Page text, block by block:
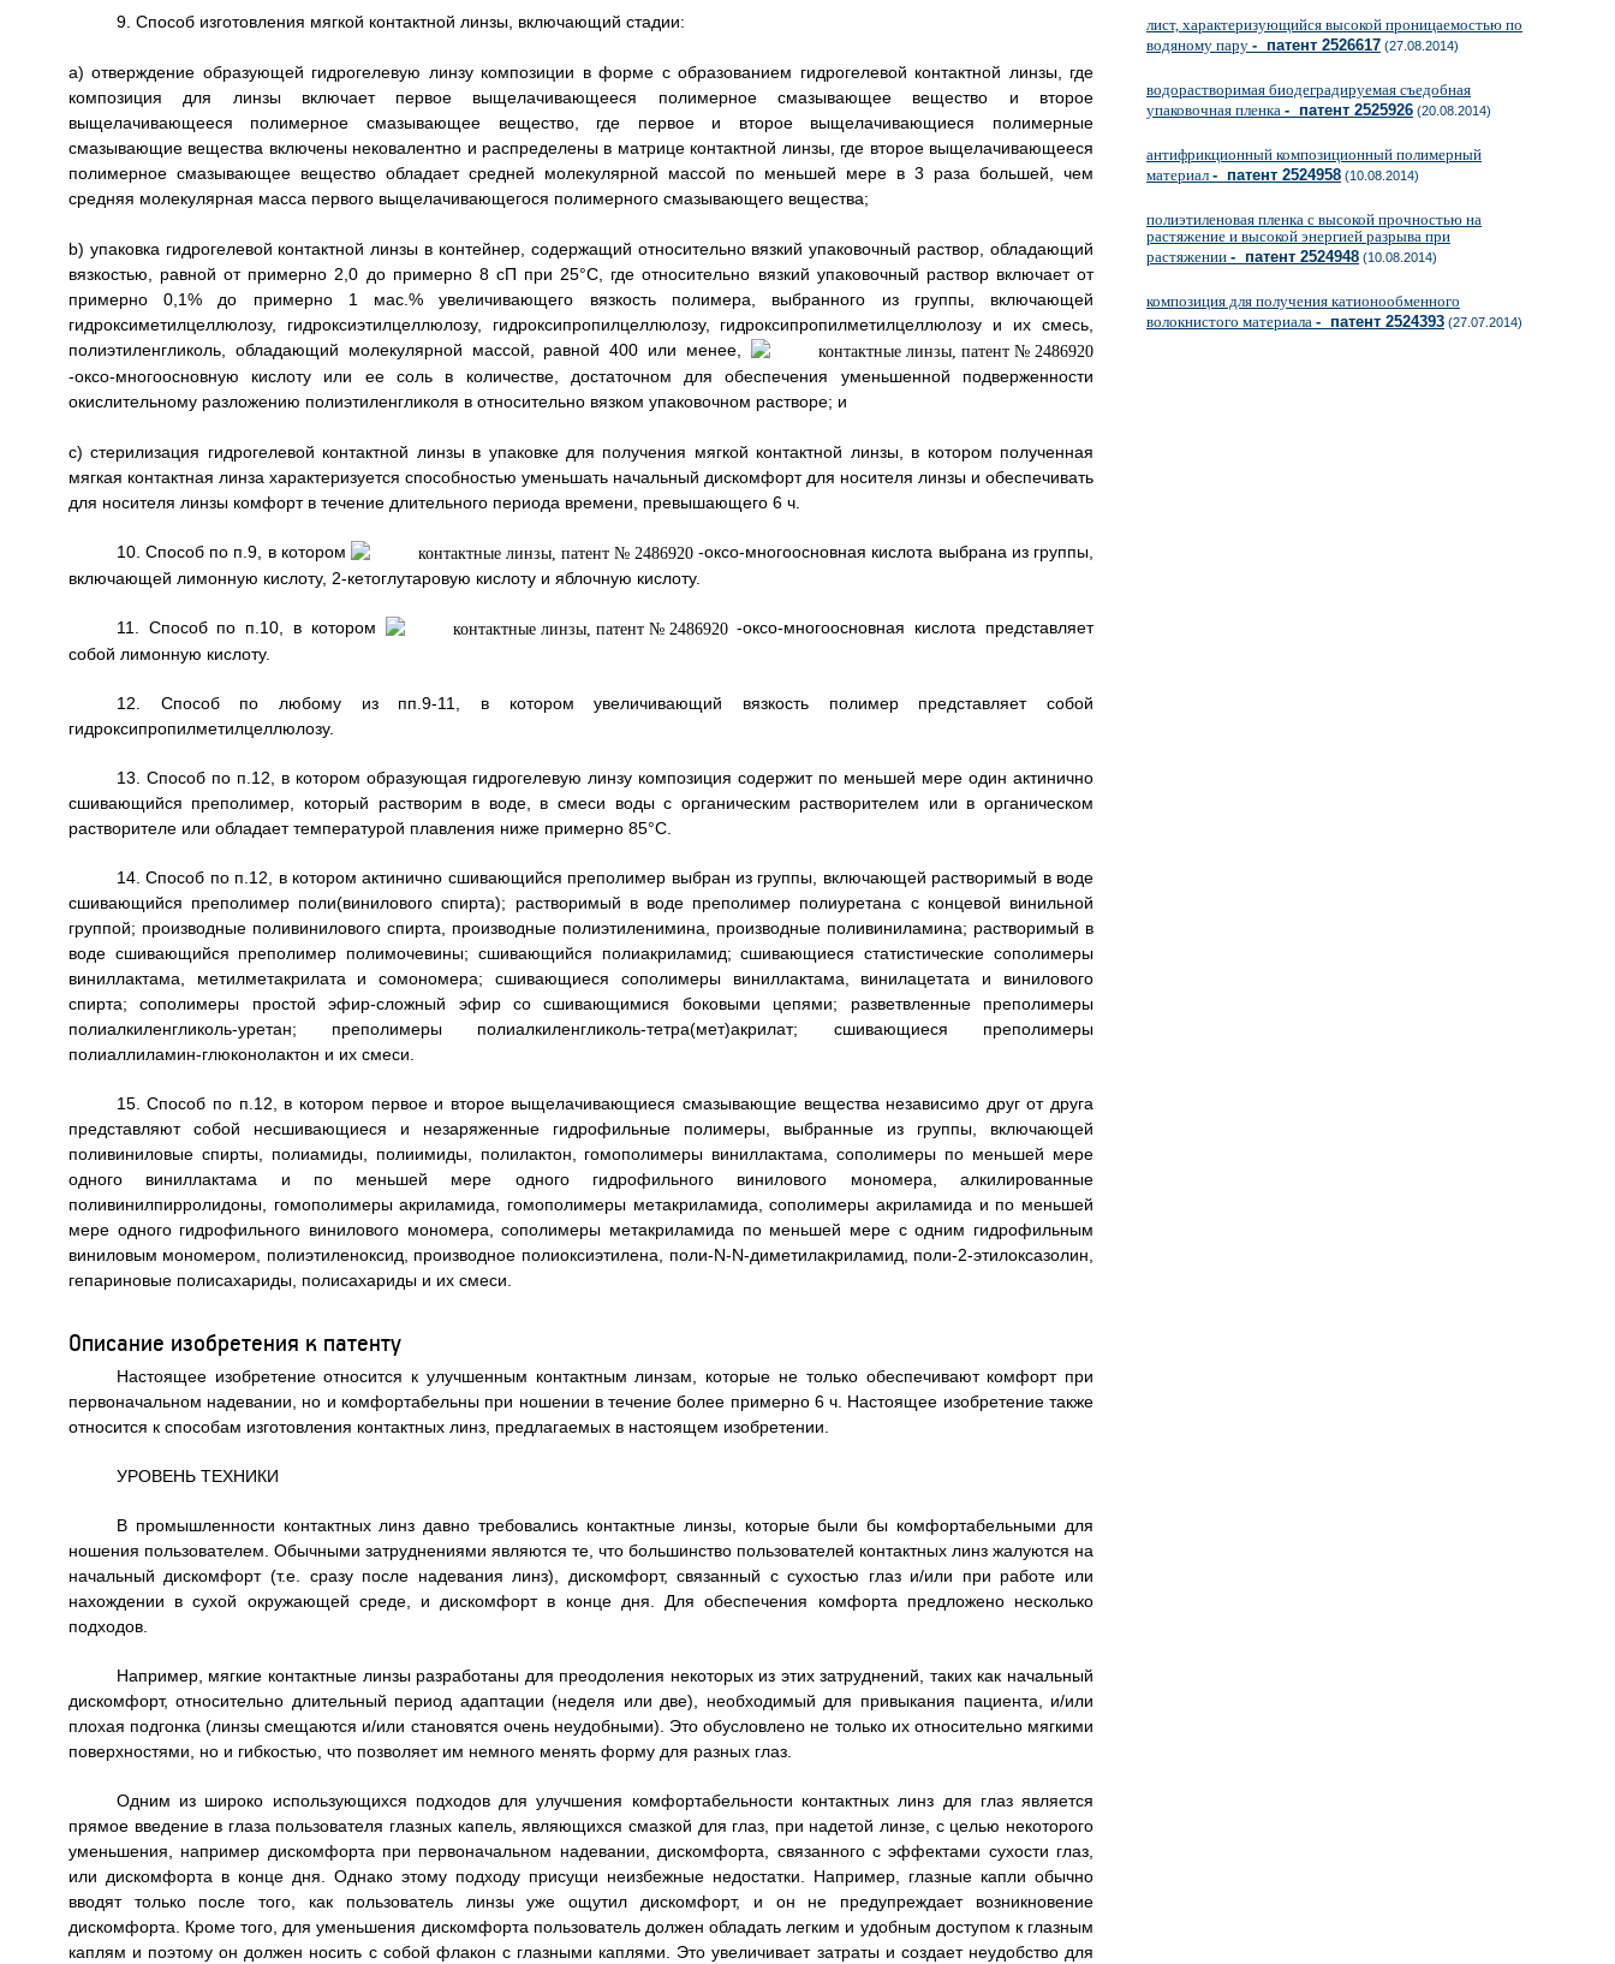
9. Способ изготовления мягкой контактной линзы, включающий стадии:
а) отверждение образующей гидрогелевую линзу композиции в форме с образованием гидрогелевой контактной линзы, где
композиция для линзы включает первое выщелачивающееся полимерное смазывающее вещество и второе
выщелачивающееся полимерное смазывающее вещество, где первое и второе выщелачивающиеся полимерные
смазывающие вещества включены нековалентно и распределены в матрице контактной линзы, где второе выщелачивающееся
полимерное смазывающее вещество обладает средней молекулярной массой по меньшей мере в 3 раза большей, чем
средняя молекулярная масса первого выщелачивающегося полимерного смазывающего вещества;
b) упаковка гидрогелевой контактной линзы в контейнер, содержащий относительно вязкий упаковочный раствор, обладающий
вязкостью, равной от примерно 2,0 до примерно 8 сП при 25°С, где относительно вязкий упаковочный раствор включает от
примерно 0,1% до примерно 1 мас.% увеличивающего вязкость полимера, выбранного из группы, включающей
гидроксиметилцеллюлозу, гидроксиэтилцеллюлозу, гидроксипропилцеллюлозу, гидроксипропилметилцеллюлозу и их смесь,
полиэтиленгликоль, обладающий молекулярной массой, равной 400 или менее,
-оксо-многоосновную кислоту или ее соль в количестве, достаточном для обеспечения уменьшенной подверженности
окислительному разложению полиэтиленгликоля в относительно вязком упаковочном растворе; и
c) стерилизация гидрогелевой контактной линзы в упаковке для получения мягкой контактной линзы, в котором полученная
мягкая контактная линза характеризуется способностью уменьшать начальный дискомфорт для носителя линзы и обеспечивать
для носителя линзы комфорт в течение длительного периода времени, превышающего 6 ч.
10. Способ по п.9, в котором
-оксо-многоосновная кислота выбрана из группы,
включающей лимонную кислоту, 2-кетоглутаровую кислоту и яблочную кислоту.
11. Способ по п.10, в котором
-оксо-многоосновная кислота представляет
собой лимонную кислоту.
12. Способ по любому из пп.9-11, в котором увеличивающий вязкость полимер представляет собой
гидроксипропилметилцеллюлозу.
13. Способ по п.12, в котором образующая гидрогелевую линзу композиция содержит по меньшей мере один актинично
сшивающийся преполимер, который растворим в воде, в смеси воды с органическим растворителем или в органическом
растворителе или обладает температурой плавления ниже примерно 85°С.
14. Способ по п.12, в котором актинично сшивающийся преполимер выбран из группы, включающей растворимый в воде
сшивающийся преполимер поли(винилового спирта); растворимый в воде преполимер полиуретана с концевой винильной
группой; производные поливинилового спирта, производные полиэтиленимина, производные поливиниламина; растворимый в
воде сшивающийся преполимер полимочевины; сшивающийся полиакриламид; сшивающиеся статистические сополимеры
виниллактама, метилметакрилата и сомономера; сшивающиеся сополимеры виниллактама, винилацетата и винилового
спирта; сополимеры простой эфир-сложный эфир со сшивающимися боковыми цепями; разветвленные преполимеры
полиалкиленгликоль-уретан; преполимеры полиалкиленгликоль-тетра(мет)акрилат; сшивающиеся преполимеры
полиаллиламин-глюконолактон и их смеси.
15. Способ по п.12, в котором первое и второе выщелачивающиеся смазывающие вещества независимо друг от друга
представляют собой несшивающиеся и незаряженные гидрофильные полимеры, выбранные из группы, включающей
поливиниловые спирты, полиамиды, полиимиды, полилактон, гомополимеры виниллактама, сополимеры по меньшей мере
одного виниллактама и по меньшей мере одного гидрофильного винилового мономера, алкилированные
поливинилпирролидоны, гомополимеры акриламида, гомополимеры метакриламида, сополимеры акриламида и по меньшей
мере одного гидрофильного винилового мономера, сополимеры метакриламида по меньшей мере с одним гидрофильным
виниловым мономером, полиэтиленоксид, производное полиоксиэтилена, поли-N-N-диметилакриламид, поли-2-этилоксазолин,
гепариновые полисахариды, полисахариды и их смеси.
Описание изобретения к патенту
Настоящее изобретение относится к улучшенным контактным линзам, которые не только обеспечивают комфорт при
первоначальном надевании, но и комфортабельны при ношении в течение более примерно 6 ч. Настоящее изобретение также
относится к способам изготовления контактных линз, предлагаемых в настоящем изобретении.
УРОВЕНЬ ТЕХНИКИ
В промышленности контактных линз давно требовались контактные линзы, которые были бы комфортабельными для
ношения пользователем. Обычными затруднениями являются те, что большинство пользователей контактных линз жалуются на
начальный дискомфорт (т.е. сразу после надевания линз), дискомфорт, связанный с сухостью глаз и/или при работе или
нахождении в сухой окружающей среде, и дискомфорт в конце дня. Для обеспечения комфорта предложено несколько
подходов.
Например, мягкие контактные линзы разработаны для преодоления некоторых из этих затруднений, таких как начальный
дискомфорт, относительно длительный период адаптации (неделя или две), необходимый для привыкания пациента, и/или
плохая подгонка (линзы смещаются и/или становятся очень неудобными). Это обусловлено не только их относительно мягкими
поверхностями, но и гибкостью, что позволяет им немного менять форму для разных глаз.
Одним из широко использующихся подходов для улучшения комфортабельности контактных линз для глаз является
прямое введение в глаза пользователя глазных капель, являющихся смазкой для глаз, при надетой линзе, с целью некоторого
уменьшения, например дискомфорта при первоначальном надевании, дискомфорта, связанного с эффектами сухости глаз,
или дискомфорта в конце дня. Однако этому подходу присущи неизбежные недостатки. Например, глазные капли обычно
вводят только после того, как пользователь линзы уже ощутил дискомфорт, и он не предупреждает возникновение
дискомфорта. Кроме того, для уменьшения дискомфорта пользователь должен обладать легким и удобным доступом к глазным
каплям и поэтому он должен носить с собой флакон с глазными каплями. Это увеличивает затраты и создает неудобство для
лист, характеризующийся высокой проницаемостью по
водяному пару - патент 2526617 (27.08.2014)
водорастворимая биодеградируемая съедобная
упаковочная пленка - патент 2525926 (20.08.2014)
антифрикционный композиционный полимерный
материал - патент 2524958 (10.08.2014)
полиэтиленовая пленка с высокой прочностью на
растяжение и высокой энергией разрыва при
растяжении - патент 2524948 (10.08.2014)
композиция для получения катионообменного
волокнистого материала - патент 2524393 (27.07.2014)